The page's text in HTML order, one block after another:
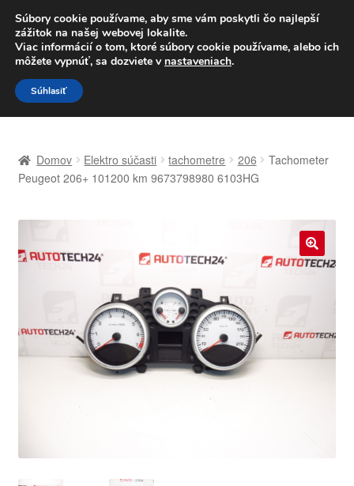
DOPRAVA od 6 EUR
Po–Pi 09:00–16:00 233 221 276
Preskočiť
na
navigáciu
Preskočiť
na
obsah
Celosvetová preprava
Kontakt
Môj účet
Domov Elektro súčasti tachometre 206
Tachometer
Peugeot 206+ 101200 km 9673798980 6103HG
🔍
Súbory cookie používame, aby sme vám poskytli čo najlepší
zážitok na našej webovej lokalite.
Viac informácií o tom, ktoré súbory cookie používame, alebo ich
môžete vypnúť, sa dozviete v nastaveniach.
Súhlasiť